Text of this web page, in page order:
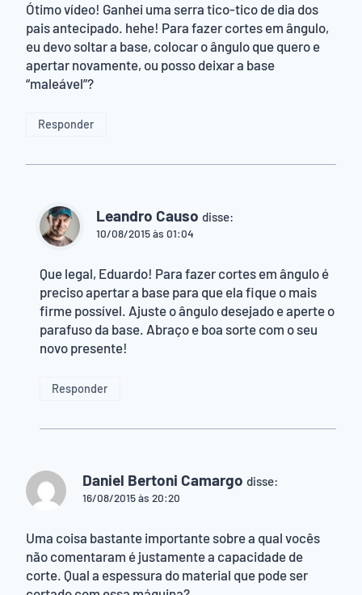
Ótimo vídeo! Ganhei uma serra tico-tico de dia dos
pais antecipado. hehe! Para fazer cortes em ângulo,
eu devo soltar a base, colocar o ângulo que quero e
apertar novamente, ou posso deixar a base
“maleável”?
Responder
Leandro Causo disse:
10/08/2015 às 01:04
Que legal, Eduardo! Para fazer cortes em ângulo é
preciso apertar a base para que ela fique o mais
firme possível. Ajuste o ângulo desejado e aperte o
parafuso da base. Abraço e boa sorte com o seu
novo presente!
Responder
Daniel Bertoni Camargo disse:
16/08/2015 às 20:20
Uma coisa bastante importante sobre a qual vocês
não comentaram é justamente a capacidade de
corte. Qual a espessura do material que pode ser